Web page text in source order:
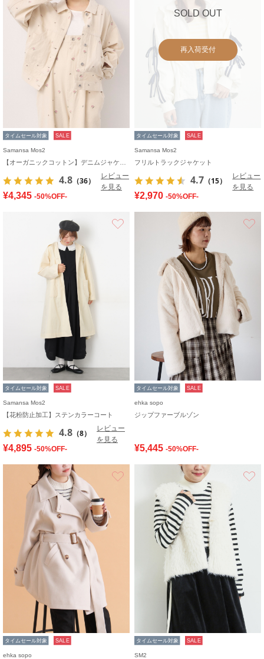
タイムセール対象 SALE
Samansa Mos2
4.8 （36）
レビュー
を見る
¥4,345 -50%OFF-
SOLD OUT
再入荷受付
タイムセール対象 SALE
Samansa Mos2
フリルトラックジャケット
4.7 （15）
レビュー
を見る
¥2,970 -50%OFF-
タイムセール対象 SALE
Samansa Mos2
【花粉防止加工】ステンカラーコート
4.8 （8）
レビュー
を見る
¥4,895 -50%OFF-
タイムセール対象 SALE
ehka sopo
ジップファーブルゾン
¥5,445 -50%OFF-
タイムセール対象 SALE
ehka sopo
タイムセール対象 SALE
SM2